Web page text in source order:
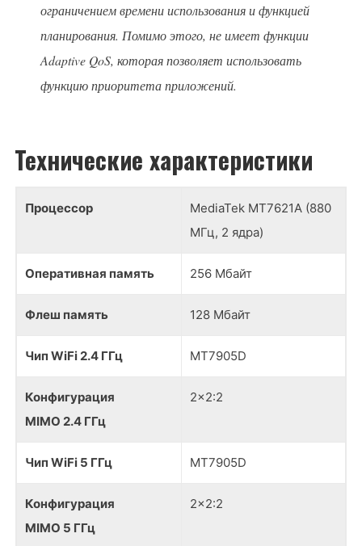
ограничением времени использования и функцией
планирования. Помимо этого, не имеет функции
Adaptive QoS, которая позволяет использовать
функцию приоритета приложений.
Технические характеристики
Процессор
MediaTek MT7621A (880
МГц, 2 ядра)
Оперативная память 256 Мбайт
Флеш память 128 Мбайт
Чип WiFi 2.4 ГГц MT7905D
Конфигурация
MIMO 2.4 ГГц
2x2:2
Чип WiFi 5 ГГц MT7905D
Конфигурация
MIMO 5 ГГц
2x2:2